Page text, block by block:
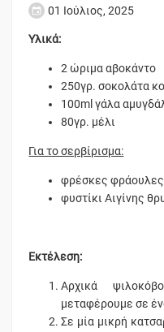
01 Ιούλιος, 2025
Υλικά:
2 ώριμα αβοκάντο
250γρ. σοκολάτα
100ml γάλα
80γρ. μέλι
Για το σερβίρισμα:
φρέσκες φράουλες
φυστίκι Αιγίνης
Εκτέλεση:
Αρχικά
μεταφέρουμε σε
Σε μία μικρή